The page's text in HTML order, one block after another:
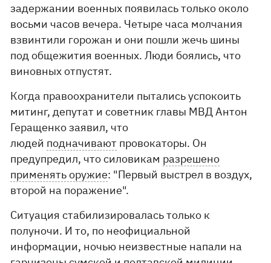
задержании военных появилась только около
восьми часов вечера. Четыре часа молчания
взвинтили горожан и они пошли жечь шины
под общежития военных. Люди боялись, что
виновных отпустят.
Когда правоохранители пытались успокоить
митинг, депутат и советник главы МВД Антон
Геращенко заявил, что
людей подначивают провокаторы. Он
предупредил, что силовикам разрешено
применять оружие: "Первый выстрел в воздух,
второй на поражение".
Ситуация стабилизировалась только к
полуночи. И то, по неофициальной
информации, ночью неизвестные напали на